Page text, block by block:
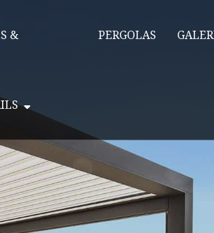
& PERGOLAS